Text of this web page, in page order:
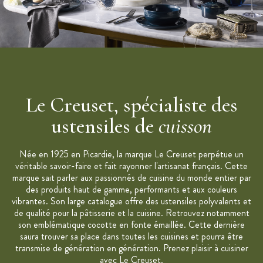
Marque : Le Creuset
Le Creuset, spécialiste des
ustensiles de cuisson
Née en 1925 en Picardie, la marque Le Creuset perpétue un
véritable savoir-faire et fait rayonner l'artisanat français. Cette
marque sait parler aux passionnés de cuisine du monde entier par
des produits haut de gamme, performants et aux couleurs
vibrantes. Son large catalogue offre des ustensiles polyvalents et
de qualité pour la pâtisserie et la cuisine. Retrouvez notamment
son emblématique cocotte en fonte émaillée. Cette dernière
saura trouver sa place dans toutes les cuisines et pourra être
transmise de génération en génération. Prenez plaisir à cuisiner
avec Le Creuset.